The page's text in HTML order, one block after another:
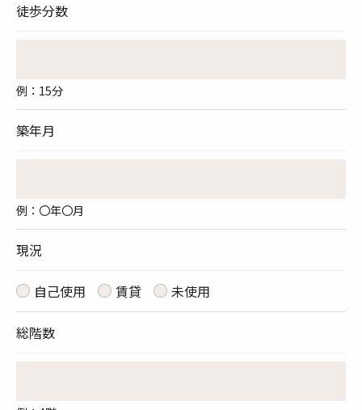
徒歩分数
例：15分
築年月
例：〇年〇月
現況
自己使用 賃貸 未使用
総階数